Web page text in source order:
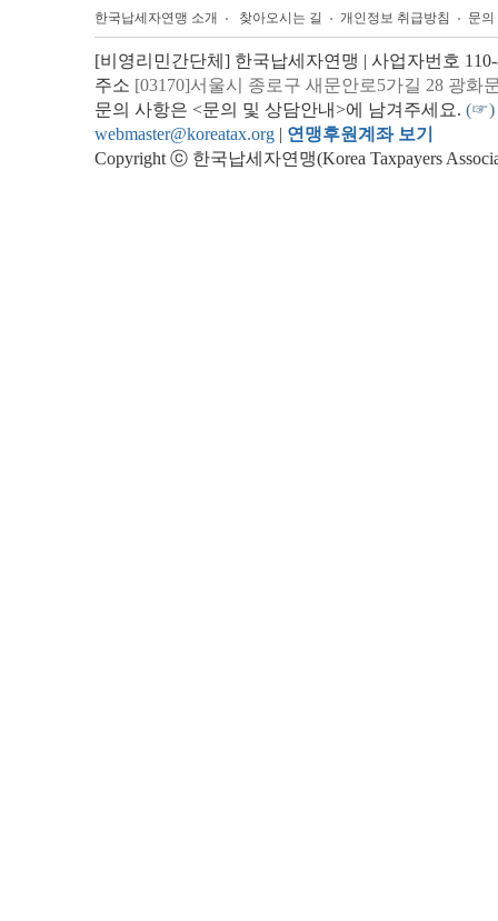
한국납세자연맹 소개 찾아오시는 길 개인정보 취급방침 문
[비영리민간단체] 한국납세자연맹 | 사업자번호
주소 [03170]서울시 종로구 새문안로5가길 28 광화
문의 사항은 <문의 및 상담안내>에 남겨주세요. (☞)
webmaster@koreatax.org | 연맹후원계좌 보기
Copyright ⓒ 한국납세자연맹(Korea Taxpayers